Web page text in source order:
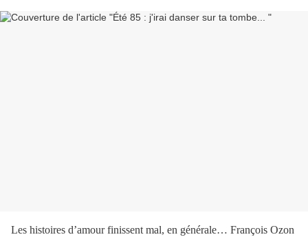
Les histoires d’amour finissent mal, en générale… François Ozon